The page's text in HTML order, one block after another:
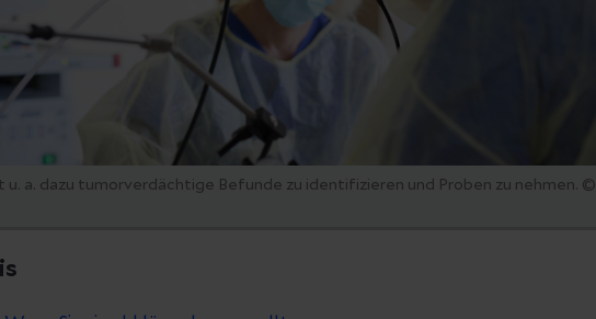
u. a. dazu tumorverdächtige Befunde zu identifizieren und Proben zu nehmen. ©